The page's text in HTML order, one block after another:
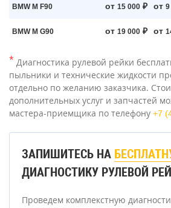
BMW M F90 от 15 000 ₽ от 9
BMW M G90 от 19 000 ₽ от
* Диагностика рулевой рейки
пыльники и технические жидкости
отдельно по желанию заказчика.
дополнительных услуг и запчастей
мастера-приемщика по телефону +7
ЗАПИШИТЕСЬ НА
ДИАГНОСТИКУ РУЛЕВОЙ
Проведем комплекстную